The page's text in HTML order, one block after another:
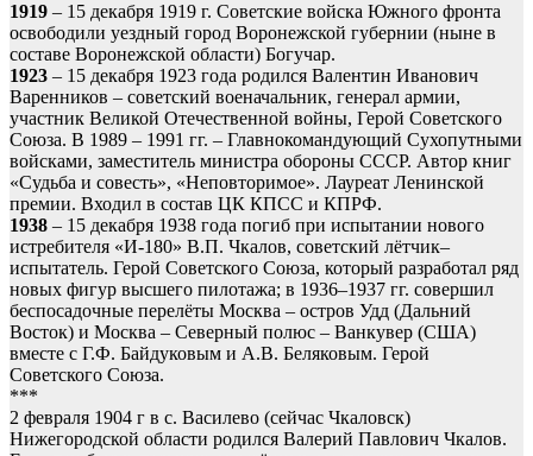
1919 – 15 декабря 1919 г. Советские войска Южного фронта
освободили уездный город Воронежской губернии (ныне в
составе Воронежской области) Богучар.
1923 – 15 декабря 1923 года родился Валентин Иванович
Варенников – советский военачальник, генерал армии,
участник Великой Отечественной войны, Герой Советского
Союза. В 1989 – 1991 гг. – Главнокомандующий Сухопутными
войсками, заместитель министра обороны СССР. Автор книг
«Судьба и совесть», «Неповторимое». Лауреат Ленинской
премии. Входил в состав ЦК КПСС и КПРФ.
1938 – 15 декабря 1938 года погиб при испытании нового
истребителя «И-180» В.П. Чкалов, советский лётчик–
испытатель. Герой Советского Союза, который разработал ряд
новых фигур высшего пилотажа; в 1936–1937 гг. совершил
беспосадочные перелёты Москва – остров Удд (Дальний
Восток) и Москва – Северный полюс – Ванкувер (США)
вместе с Г.Ф. Байдуковым и А.В. Беляковым. Герой
Советского Союза.
***
2 февраля 1904 г в с. Василево (сейчас Чкаловск)
Нижегородской области родился Валерий Павлович Чкалов.